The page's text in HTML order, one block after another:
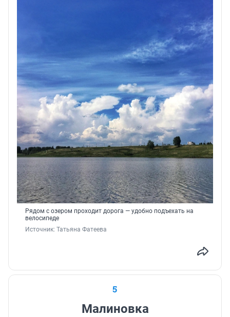
Рядом с озером проходит дорога — удобно подъехать на
велосипеде
Источник: Татьяна Фатеева
5
Малиновка